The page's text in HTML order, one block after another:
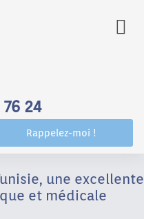
24
Rappelez-moi !
une excellente
et médicale